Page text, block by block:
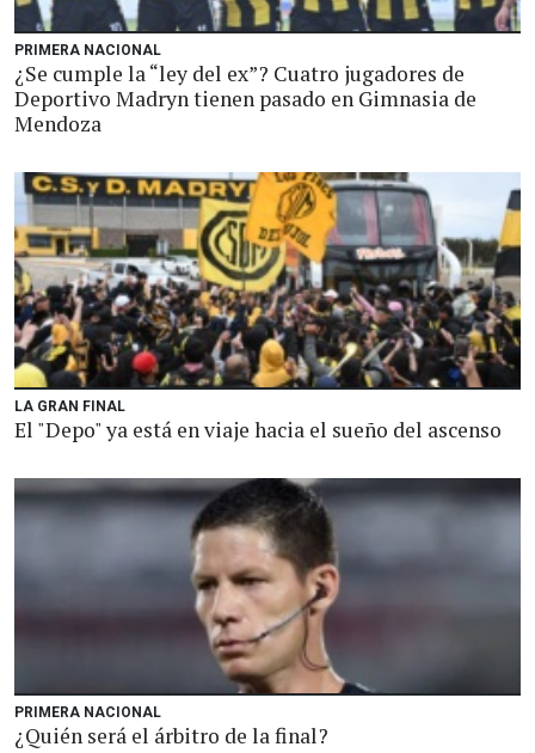
PRIMERA NACIONAL
¿Se cumple la “ley del ex”? Cuatro jugadores de
Deportivo Madryn tienen pasado en Gimnasia de
Mendoza
LA GRAN FINAL
El "Depo" ya está en viaje hacia el sueño del ascenso
PRIMERA NACIONAL
¿Quién será el árbitro de la final?